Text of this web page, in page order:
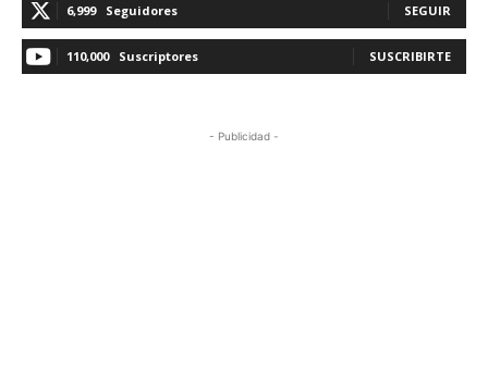
6,999 Seguidores SEGUIR
110,000 Suscriptores SUSCRIBIRTE
- Publicidad -